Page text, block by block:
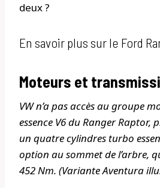
deux ?
En savoir plus sur le Ford
Moteurs et
VW n’a pas accès au groupe
essence V6 du Ranger Raptor,
un quatre cylindres turbo
option au sommet de l’arbre,
452 Nm. (Variante Aventura